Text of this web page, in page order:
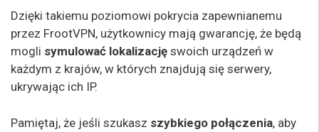
Dzięki takiemu poziomowi pokrycia zapewnianemu
przez FrootVPN, użytkownicy mają gwarancję, że będą
mogli symulować lokalizację swoich urządzeń w
każdym z krajów, w których znajdują się serwery,
ukrywając ich IP.
Pamiętaj, że jeśli szukasz szybkiego połączenia, aby